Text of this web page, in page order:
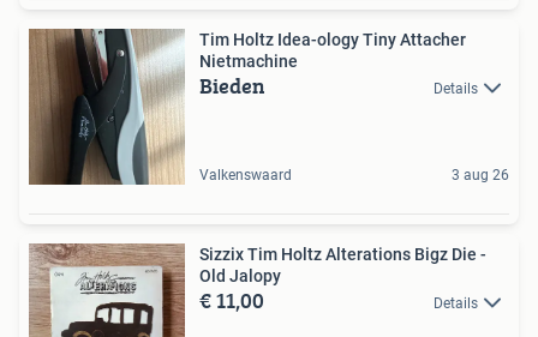
Tim Holtz Idea-ology Tiny Attacher
Nietmachine
Bieden Details
Valkenswaard 3 aug 26
Sizzix Tim Holtz Alterations Bigz Die -
Old Jalopy
€ 11,00 Details